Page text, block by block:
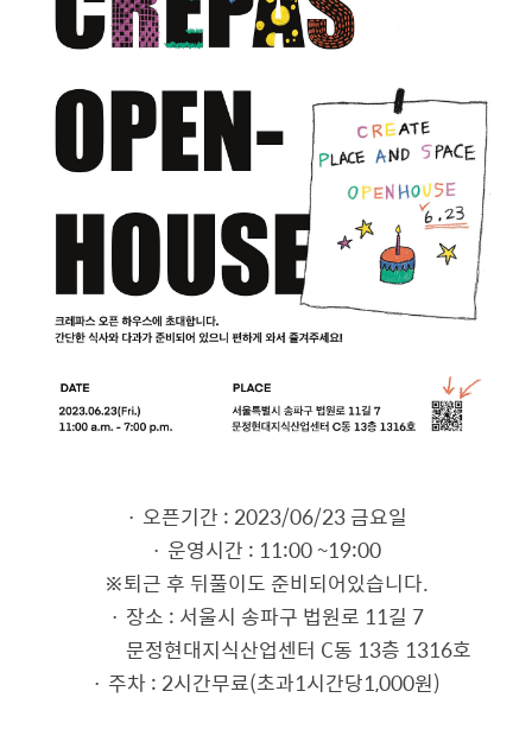
· 오픈기간 : 2023/06/23 금요일
· 운영시간 : 11:00 ~19:00
※퇴근 후 뒤풀이도 준비되어있습니다.
· 장소 : 서울시 송파구 법원로 11길 7
문정현대지식산업센터 C동 13층 1316호
· 주차 : 2시간무료(초과1시간당1,000원)